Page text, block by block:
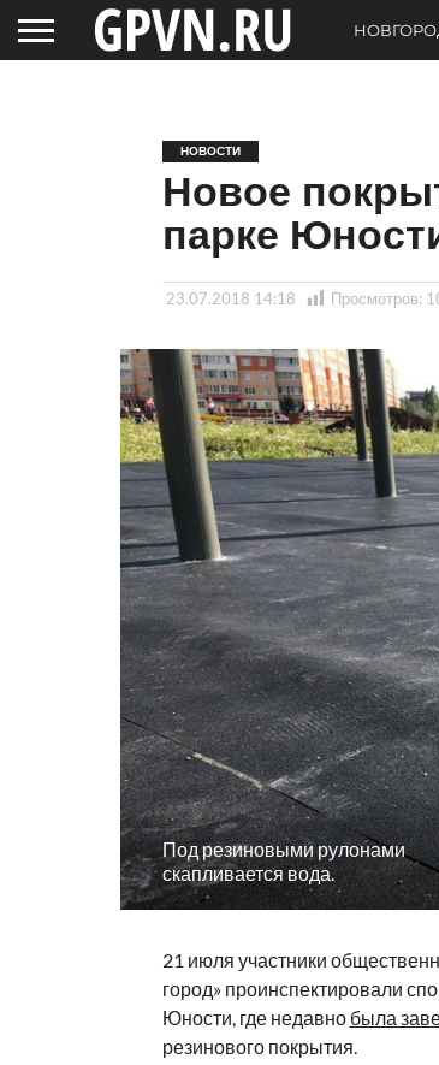
НОВОСТИ
Новое
парке
23.07.2018 14:18 Просмотров:
Под резиновыми рулонами
скапливается вода.
21 июля участники
город» проинспектировали
Юности, где недавно была
резинового покрытия.